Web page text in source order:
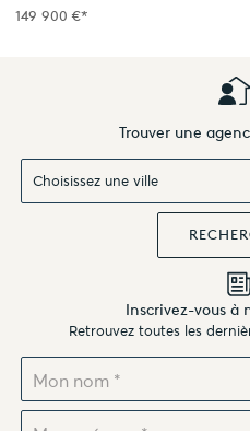
149 900 €*
Trouver une
Choisissez une ville
Inscrivez-vous à
Retrouvez toutes les